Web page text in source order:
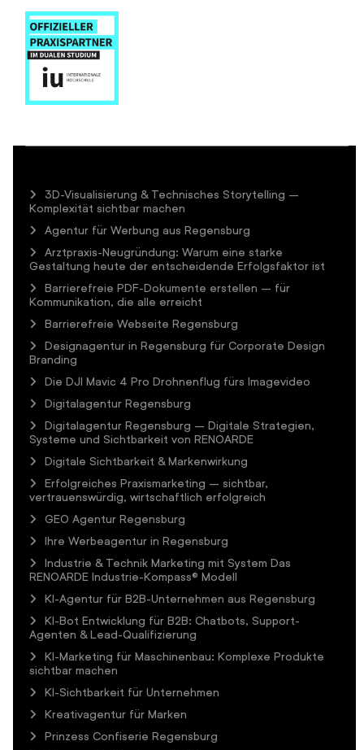
3D-Visualisierung & Technisches Storytelling –
Komplexität sichtbar machen
Agentur für Werbung aus Regensburg
Arztpraxis-Neugründung: Warum eine starke
Gestaltung heute der entscheidende Erfolgsfaktor ist
Barrierefreie PDF-Dokumente erstellen – für
Kommunikation, die alle erreicht
Barrierefreie Webseite Regensburg
Designagentur in Regensburg für Corporate Design
Branding
Die DJI Mavic 4 Pro Drohnenflug fürs Imagevideo
Digitalagentur Regensburg
Digitalagentur Regensburg – Digitale Strategien,
Systeme und Sichtbarkeit von RENOARDE
Digitale Sichtbarkeit & Markenwirkung
Erfolgreiches Praxismarketing – sichtbar,
vertrauenswürdig, wirtschaftlich erfolgreich
GEO Agentur Regensburg
Ihre Werbeagentur in Regensburg
Industrie & Technik Marketing mit System Das
RENOARDE Industrie-Kompass® Modell
KI-Agentur für B2B-Unternehmen aus Regensburg
KI-Bot Entwicklung für B2B: Chatbots, Support-
Agenten & Lead-Qualifizierung
KI-Marketing für Maschinenbau: Komplexe Produkte
sichtbar machen
KI-Sichtbarkeit für Unternehmen
Kreativagentur für Marken
Prinzess Confiserie Regensburg